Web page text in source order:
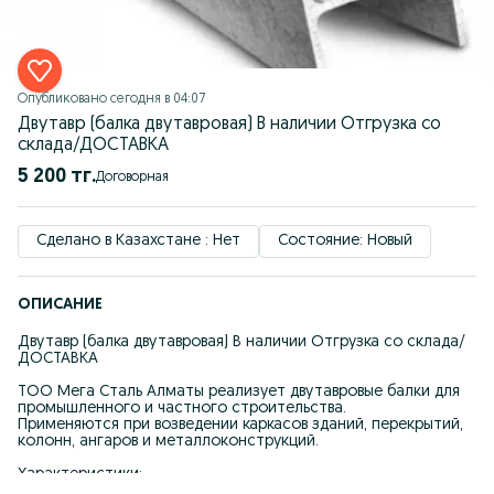
Опубликовано сегодня в 04:07
Двутавр (балка двутавровая) В наличии Отгрузка со
склада/ДОСТАВКА
5 200 тг. Договорная
Сделано в Казахстане : Нет Состояние: Новый
ОПИСАНИЕ
Двутавр (балка двутавровая) В наличии Отгрузка со склада/
ДОСТАВКА
ТОО Мега Сталь Алматы реализует двутавровые балки для
промышленного и частного строительства.
Применяются при возведении каркасов зданий, перекрытий,
колонн, ангаров и металлоконструкций.
Характеристики: